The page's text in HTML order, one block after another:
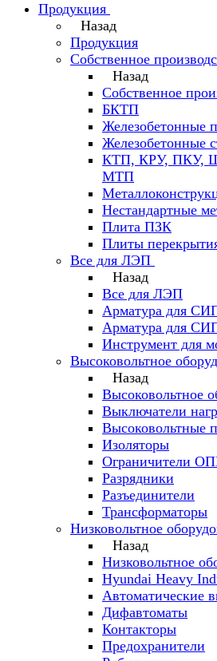
Продукция
Назад
Продукция
Собственное
Назад
Собственное
БКТП
Железобетонные
Железобетонные
КТП, КРУ, ПКУ,
МТП
Нестандартные
Плита ПЗК
Плиты
Все для ЛЭП
Назад
Все для ЛЭП
Арматура для
Арматура для
Инструмент для
Высоковольтное
Назад
Высоковольтное
Выключатели
Высоковольтные
Изоляторы
Ограничители
Разрядники
Разъединители
Трансформаторы
Низковольтное
Назад
Низковольтное
Hyundai Heavy
Автоматические
Дифавтоматы
Контакторы
Предохранители